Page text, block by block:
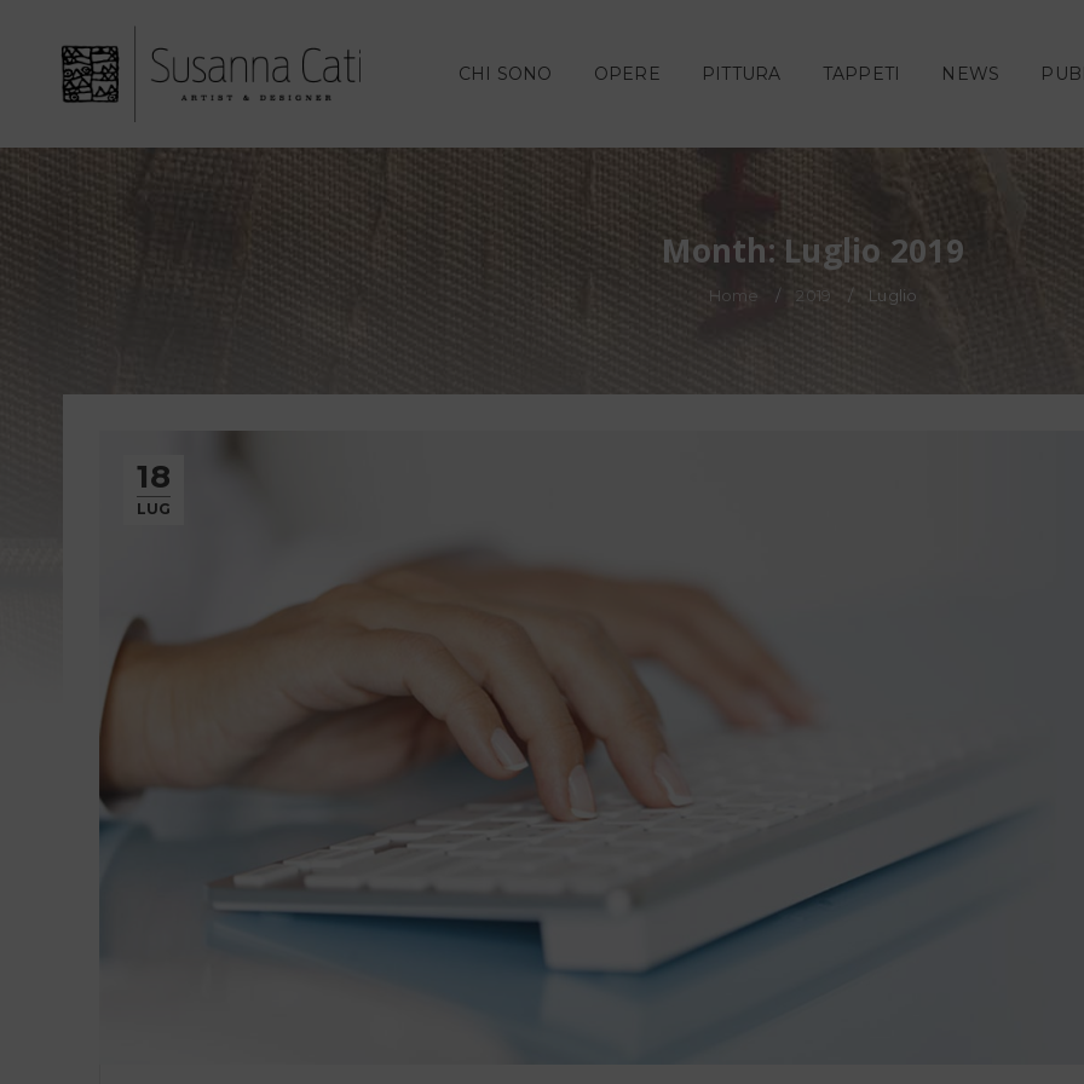
CHI SONO OPERE PITTURA TAPPETI NEWS
Month: Luglio 2019
Home / 2019 / Luglio
18
LUG
UN ALTRO TEMPO -Estetica della
lentezza
Dal 28 marzo al 6 aprile 2026 *Narni*
28 Marzo 2026